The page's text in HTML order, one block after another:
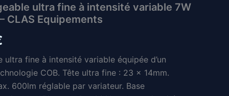
ultra fine à intensité variable 7W
CLAS Equipements
prix
actuel
ultra fine à intensité variable équipée d’un
COB. Tête ultra fine : 23 x 14mm.
600lm réglable par variateur. Base